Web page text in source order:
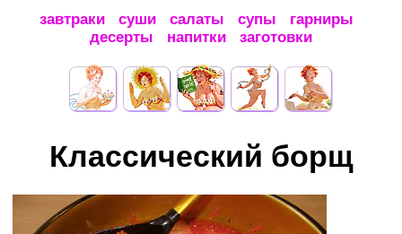
завтраки суши салаты супы
гарниры
десерты
напитки заготовки
Классический борщ